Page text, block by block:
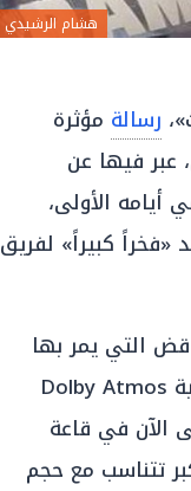
هشام الرشيدي
رسالة مؤثرة
عبر فيها عن
أيامه الأولى،
«فخراً كبيراً» لفريق
التي يمر بها
يتم تنفيذه بتقنية Dolby Atmos
الآن في قاعة
تتناسب مع حجم